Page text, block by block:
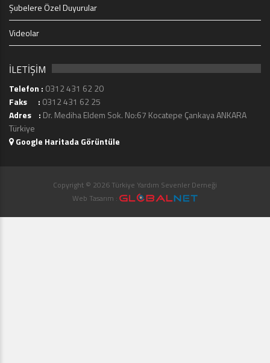
Şubelere Özel Duyurular
Videolar
İLETİŞİM
Telefon : 0312 431 62 20
Faks : 0312 431 62 25
Adres : Dr. Mediha Eldem Sok. No:67 Kocatepe Çankaya ANKARA
Türkiye
Google Haritada Görüntüle
Copyright © 2026 Türkiye Yardım Sevenler Derneği
Web Tasarım :